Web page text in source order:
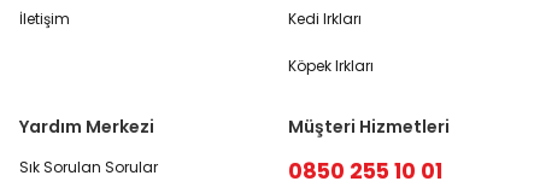
İletişim Kedi Irkları
Köpek Irkları
Yardım Merkezi
Sık Sorulan Sorular
Müşteri Hizmetleri
0850 255 10 01